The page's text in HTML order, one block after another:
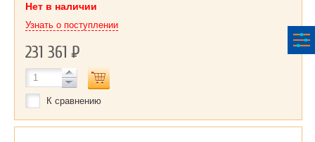
Нет в наличии
Узнать о поступлении
231 361Р
К сравнению